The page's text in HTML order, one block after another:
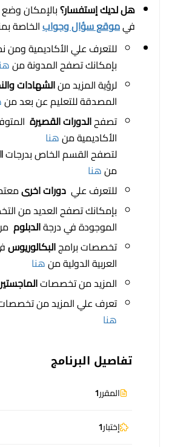
هل لديك إستفسار؟بالإمكان
فيموقع سؤال وجوابالخاصة
للتعرف علي الأكاديمية ومن
بإمكانك تصفح المدونة من
لرؤية المزيد منالشهادات
المصدقة للتعليم عن بعد من
تصفحالدورات القصيرة
الأكاديمية منهنا
لتصفح القسم الخاص بدرجات
منهنا
للتعرف علي دورات اخرى
بإمكانك تصفح العديد من
الموجودة في درجةالدبلوم
تخصصات برامجالبكالوريوس
العربية الدولية منهنا
المزيد من تخصصاتالماجستير
تعرف علي المزيد من
هنا
تفاصيل البرنامج
المقرر1
إختبار1